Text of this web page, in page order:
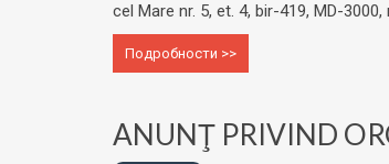
cel Mare nr. 5, et. 4, bir-419, MD-
Подробности >>
ANUNŢ PRIVIND